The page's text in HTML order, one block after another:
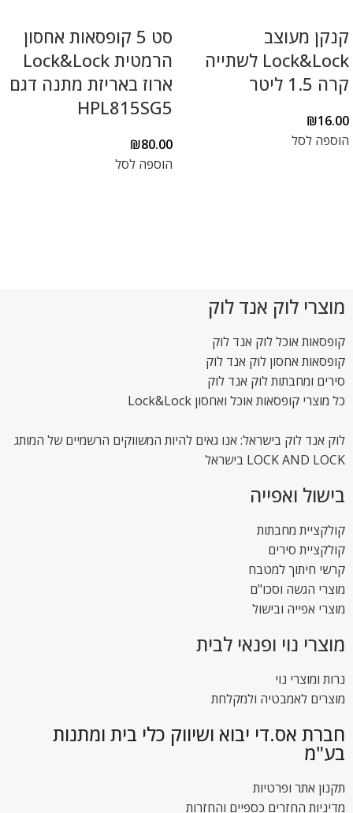
קנקן מעוצב
Lock&Lock לשתייה
קרה 1.5 ליטר
₪16.00
הוספה לסל
סט 5 קופסאות אחסון
הרמטית Lock&Lock
ארוז באריזת מתנה דגם
HPL815SG5
₪80.00
הוספה לסל
מוצרי לוק אנד לוק
קופסאות אוכל לוק אנד לוק
קופסאות אחסון לוק אנד לוק
סירים ומחבתות לוק אנד לוק
כל מוצרי קופסאות אוכל ואחסון Lock&Lock
לוק אנד לוק בישראל: אנו גאים להיות המשווקים הרשמיים של המותג
LOCK AND LOCK בישראל
בישול ואפייה
קולקציית מחבתות
קולקציית סירים
קרשי חיתוך למטבח
מוצרי הגשה וסכו"ם
מוצרי אפייה ובישול
מוצרי נוי ופנאי לבית
נרות ומוצרי נוי
מוצרים לאמבטיה ולמקלחת
חברת אס.די יבוא ושיווק כלי בית ומתנות
בע"מ
תקנון אתר ופרטיות
מדיניות החזרים כספיים והחזרות